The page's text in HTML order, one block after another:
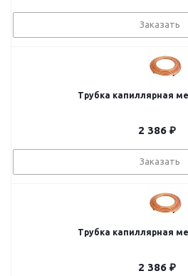
Заказать
Трубка капиллярная
2 386 ₽
Заказать
Трубка капиллярная
2 386 ₽